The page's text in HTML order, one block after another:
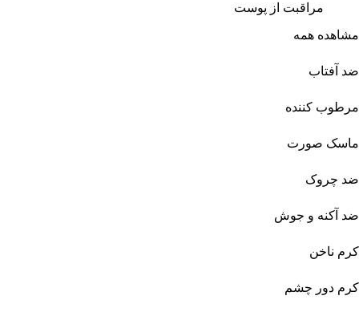
مراقبت از پوست
مشاهده همه
ضد آفتاب
مرطوب کننده
ماسک صورت
ضد چروک
ضد آکنه و جوش
کرم ناخن
کرم دور چشم